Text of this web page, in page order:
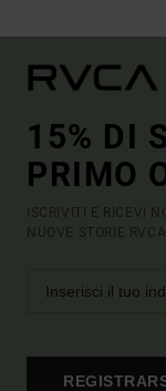
15% DI
PRIMO
ISCRIVITI E RICEVI
NUOVE STORIE